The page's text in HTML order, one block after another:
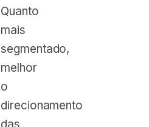
Quanto
mais
segmentado,
melhor
o
direcionamento
das